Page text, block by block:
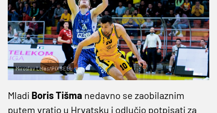
Miroslav Lelas/PIXSELL
Mladi Boris Tišma nedavno se zaobilaznim
putem vratio u Hrvatsku i odlučio potpisati za